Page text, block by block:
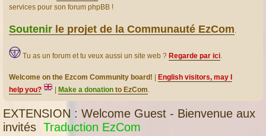
services pour son forum phpBB !
Soutenir le projet de la Communauté EzCom.
Tu as un forum et tu veux aussi un site web ? Regarde par ici.
Welcome on the Ezcom Community board!
English visitors, may I
help you?
Make a donation to EzCom.
EXTENSION : Welcome Guest - Bienvenue aux
invités Traduction EzCom